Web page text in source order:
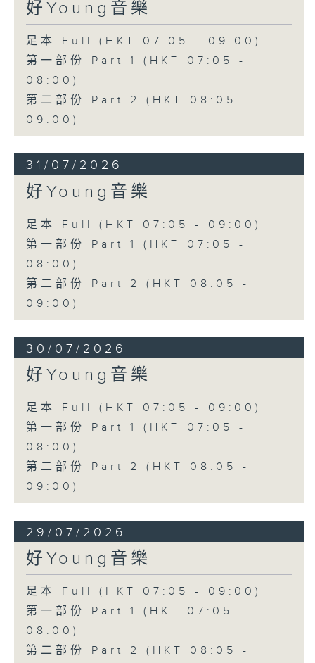
好Young音樂
足本 Full (HKT 07:05 - 09:00)
第一部份 Part 1 (HKT 07:05 -
08:00)
第二部份 Part 2 (HKT 08:05 -
09:00)
31/07/2026
好Young音樂
足本 Full (HKT 07:05 - 09:00)
第一部份 Part 1 (HKT 07:05 -
08:00)
第二部份 Part 2 (HKT 08:05 -
09:00)
30/07/2026
好Young音樂
足本 Full (HKT 07:05 - 09:00)
第一部份 Part 1 (HKT 07:05 -
08:00)
第二部份 Part 2 (HKT 08:05 -
09:00)
29/07/2026
好Young音樂
足本 Full (HKT 07:05 - 09:00)
第一部份 Part 1 (HKT 07:05 -
08:00)
第二部份 Part 2 (HKT 08:05 -